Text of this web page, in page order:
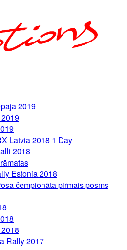
2019
Latvia 2018 1 Day
2018
Estonia 2018
čempionāta pirmais posms
Rally 2017